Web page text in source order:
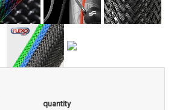
quantity